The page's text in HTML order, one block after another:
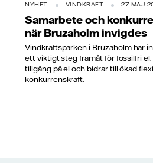
NYHET VINDKRAFT 27 MAJ
Samarbete och
när Bruzaholm invigdes
Vindkraftsparken i Bruzaholm har
ett viktigt steg framåt för fossilfri
tillgång på el och bidrar till ökad
konkurrenskraft.